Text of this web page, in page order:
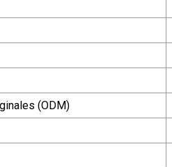
(ODM)